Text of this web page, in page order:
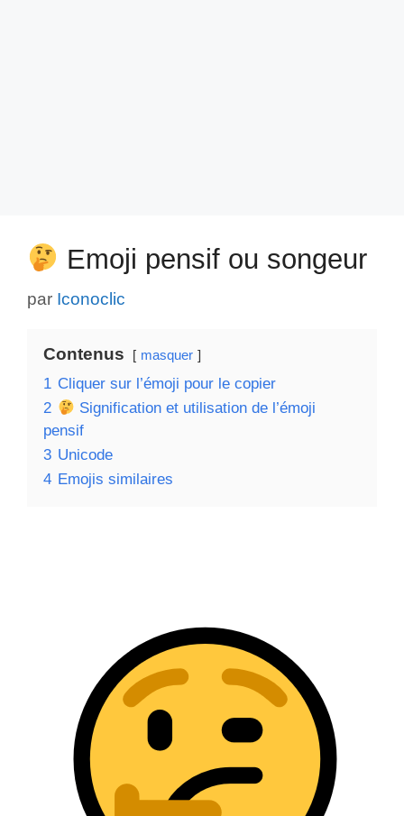
Emoji pensif ou songeur
par Iconoclic
Contenus masquer
1 Cliquer sur l’émoji pour le copier
2
Signification et utilisation de l’émoji
pensif
3 Unicode
4 Emojis similaires